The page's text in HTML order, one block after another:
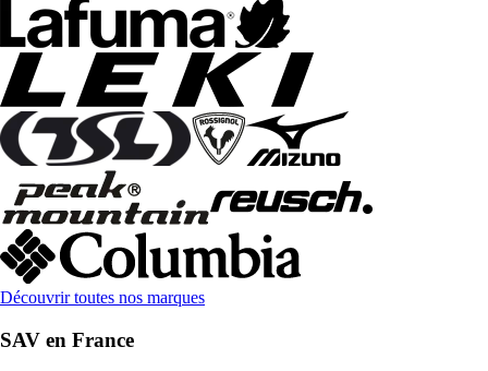
Découvrir toutes nos marques
SAV en France